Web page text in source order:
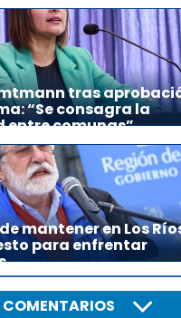
tras
“Se consagra la
comunas”
mantener en Los
para enfrentar
COMENTARIOS